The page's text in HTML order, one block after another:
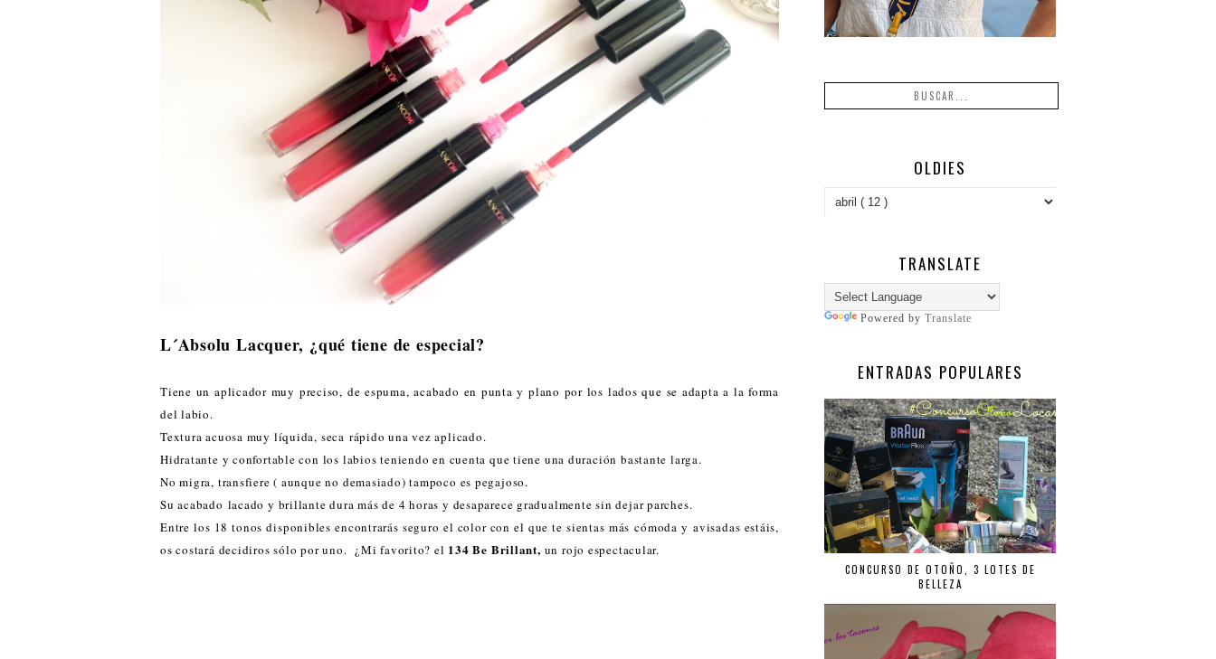
L´Absolu Lacquer, ¿qué tiene de especial?
Tiene un aplicador muy preciso, de espuma, acabado en punta y plano por los lados que se adapta a la forma
del labio.
Textura acuosa muy líquida, seca rápido una vez aplicado.
Hidratante y confortable con los labios teniendo en cuenta que tiene una duración bastante larga.
No migra, transfiere ( aunque no demasiado) tampoco es pegajoso.
Su acabado lacado y brillante dura más de 4 horas y desaparece gradualmente sin dejar parches.
Entre los 18 tonos disponibles encontrarás seguro el color con el que te sientas más cómoda y avisadas estáis,
os costará decidiros sólo por uno. ¿Mi favorito? el 134 Be Brillant, un rojo espectacular.
OLDIES
TRANSLATE
Powered by Translate
ENTRADAS POPULARES
CONCURSO DE OTOÑO, 3 LOTES DE
BELLEZA